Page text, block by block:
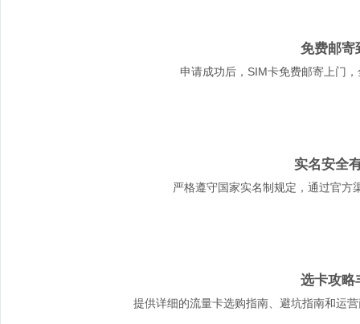
免费邮寄
申请成功后，SIM卡免费邮寄上门
实名安全
严格遵守国家实名制规定，通过官方
选卡攻略
提供详细的流量卡选购指南、避坑指南和运